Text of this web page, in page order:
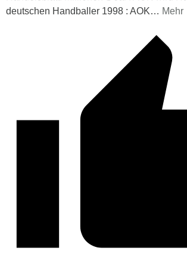
deutschen Handballer 1998 : AOK… Mehr